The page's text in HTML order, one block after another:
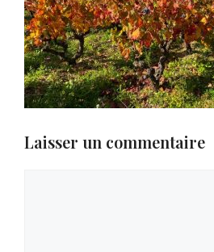
Laisser un commentaire